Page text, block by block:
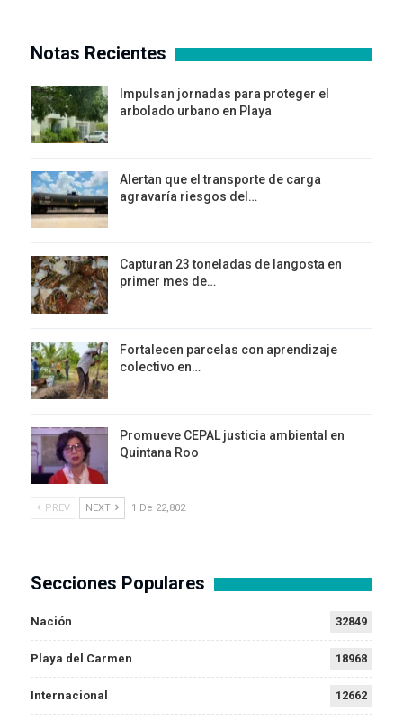
Notas Recientes
Impulsan jornadas para proteger el
arbolado urbano en Playa
Alertan que el transporte de carga
agravaría riesgos del…
Capturan 23 toneladas de langosta en
primer mes de…
Fortalecen parcelas con aprendizaje
colectivo en…
Promueve CEPAL justicia ambiental en
Quintana Roo
PREV NEXT 1 De 22,802
Secciones Populares
Nación 32849
Playa del Carmen 18968
Internacional 12662